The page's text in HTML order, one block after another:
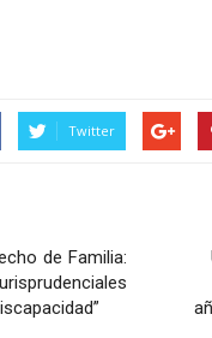
Twitter
de Familia: